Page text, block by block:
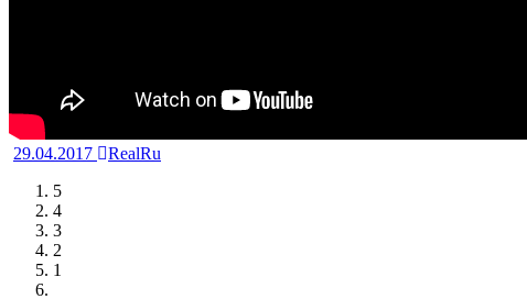
29.04.2017
RealRu
5
4
3
2
1